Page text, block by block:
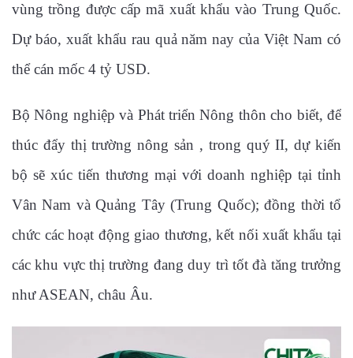
vùng trồng được cấp mã xuất khẩu vào Trung Quốc.
Dự báo, xuất khẩu rau quả năm nay của Việt Nam có
thể cán mốc 4 tỷ USD.
Bộ Nông nghiệp và Phát triển Nông thôn cho biết, để
thúc đẩy thị trường nông sản , trong quý II, dự kiến
bộ sẽ xúc tiến thương mại với doanh nghiệp tại tỉnh
Vân Nam và Quảng Tây (Trung Quốc); đồng thời tổ
chức các hoạt động giao thương, kết nối xuất khẩu tại
các khu vực thị trường đang duy trì tốt đà tăng trưởng
như ASEAN, châu Âu.